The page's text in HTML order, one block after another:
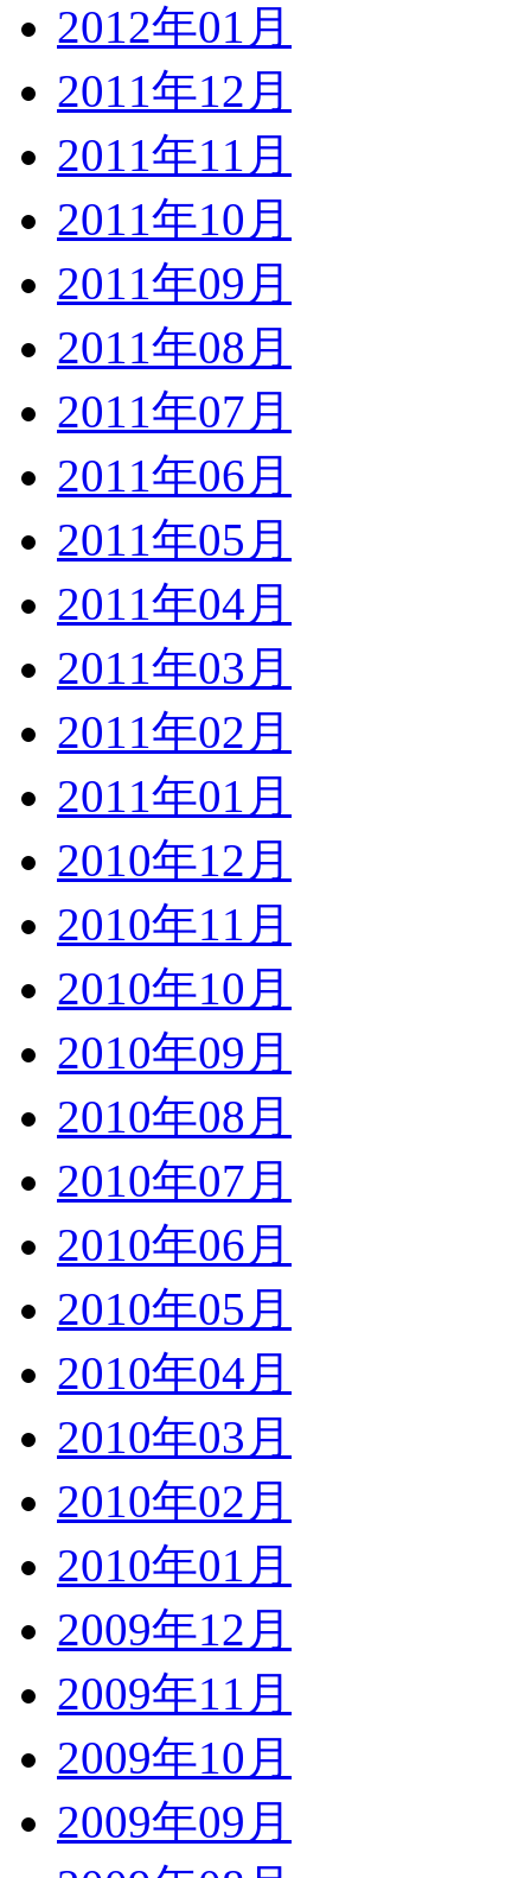
2012年01月
2011年12月
2011年11月
2011年10月
2011年09月
2011年08月
2011年07月
2011年06月
2011年05月
2011年04月
2011年03月
2011年02月
2011年01月
2010年12月
2010年11月
2010年10月
2010年09月
2010年08月
2010年07月
2010年06月
2010年05月
2010年04月
2010年03月
2010年02月
2010年01月
2009年12月
2009年11月
2009年10月
2009年09月